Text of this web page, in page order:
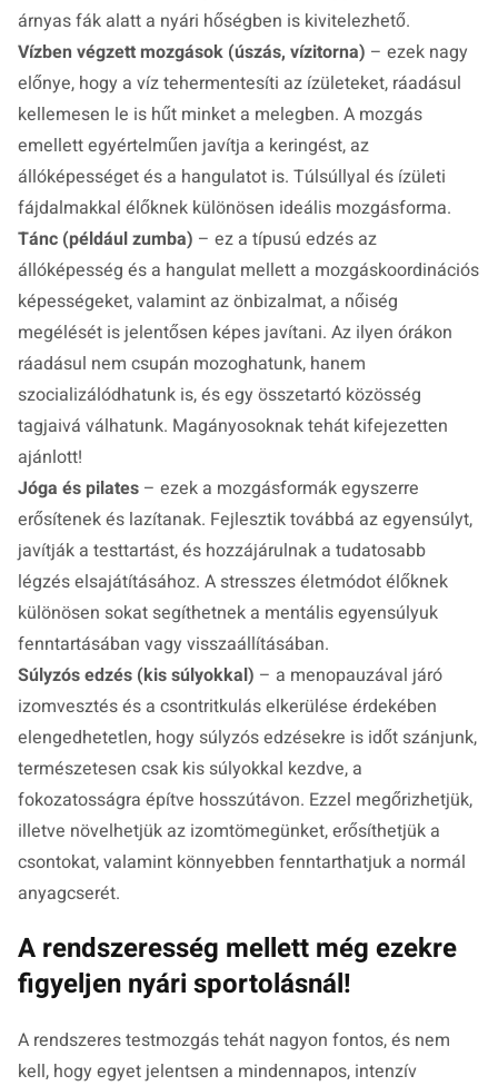
árnyas fák alatt a nyári hőségben is kivitelezhető.
Vízben végzett mozgások (úszás, vízitorna) – ezek nagy
előnye, hogy a víz tehermentesíti az ízületeket, ráadásul
kellemesen le is hűt minket a melegben. A mozgás
emellett egyértelműen javítja a keringést, az
állóképességet és a hangulatot is. Túlsúllyal és ízületi
fájdalmakkal élőknek különösen ideális mozgásforma.
Tánc (például zumba) – ez a típusú edzés az
állóképesség és a hangulat mellett a mozgáskoordinációs
képességeket, valamint az önbizalmat, a nőiség
megélését is jelentősen képes javítani. Az ilyen órákon
ráadásul nem csupán mozoghatunk, hanem
szocializálódhatunk is, és egy összetartó közösség
tagjaivá válhatunk. Magányosoknak tehát kifejezetten
ajánlott!
Jóga és pilates – ezek a mozgásformák egyszerre
erősítenek és lazítanak. Fejlesztik továbbá az egyensúlyt,
javítják a testtartást, és hozzájárulnak a tudatosabb
légzés elsajátításához. A stresszes életmódot élőknek
különösen sokat segíthetnek a mentális egyensúlyuk
fenntartásában vagy visszaállításában.
Súlyzós edzés (kis súlyokkal) – a menopauzával járó
izomvesztés és a csontritkulás elkerülése érdekében
elengedhetetlen, hogy súlyzós edzésekre is időt szánjunk,
természetesen csak kis súlyokkal kezdve, a
fokozatosságra építve hosszútávon. Ezzel megőrizhetjük,
illetve növelhetjük az izomtömegünket, erősíthetjük a
csontokat, valamint könnyebben fenntarthatjuk a normál
anyagcserét.
A rendszeresség mellett még ezekre
figyeljen nyári sportolásnál!
A rendszeres testmozgás tehát nagyon fontos, és nem
kell, hogy egyet jelentsen a mindennapos, intenzív